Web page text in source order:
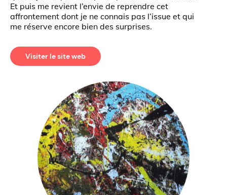
Et puis me revient l’envie de reprendre cet
affrontement dont je ne connais pas l’issue et qui
me réserve encore bien des surprises.
Visiter le site web